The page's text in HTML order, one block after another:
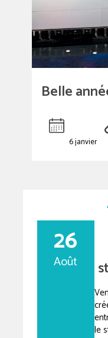
Belle
6 janvier
26
Août
le